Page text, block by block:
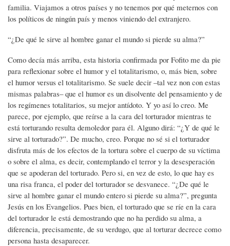
familia. Viajamos a otros países y no tenemos por qué meternos con
los políticos de ningún país y menos viniendo del extranjero.
“¿De qué le sirve al hombre ganar el mundo si pierde su alma?”
Como decía más arriba, esta historia confirmada por Fofito me da pie
para reflexionar sobre el humor y el totalitarismo, o, más bien, sobre
el humor versus el totalitarismo. Se suele decir –tal vez non con estas
mismas palabras– que el humor es un disolvente del pensamiento y de
los regímenes totalitarios, su mejor antídoto. Y yo así lo creo. Me
parece, por ejemplo, que reírse a la cara del torturador mientras te
está torturando resulta demoledor para él. Alguno dirá: “¿Y de qué le
sirve al torturado?”. De mucho, creo. Porque no sé si el torturador
disfruta más de los efectos de la tortura sobre el cuerpo de su víctima
o sobre el alma, es decir, contemplando el terror y la desesperación
que se apoderan del torturado. Pero si, en vez de esto, lo que hay es
una risa franca, el poder del torturador se desvanece. “¿De qué le
sirve al hombre ganar el mundo entero si pierde su alma?”, pregunta
Jesús en los Evangelios. Pues bien, el torturado que se ríe en la cara
del torturador le está demostrando que no ha perdido su alma, a
diferencia, precisamente, de su verdugo, que al torturar decrece como
persona hasta desaparecer.